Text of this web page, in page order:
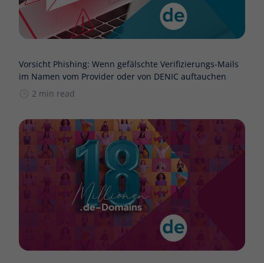
Vorsicht Phishing: Wenn gefälschte Verifizierungs-Mails
im Namen vom Provider oder von DENIC auftauchen
2 min read